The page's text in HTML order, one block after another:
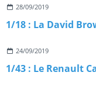
28/09/2019
24/09/2019